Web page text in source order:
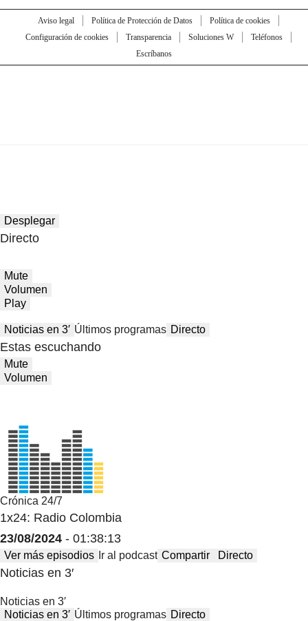
Aviso legal Política de Protección de Datos
Política de cookies
Configuración de cookies
Transparencia Soluciones W
Teléfonos
Escríbanos
Desplegar
Directo
Mute
Volumen
Play
Noticias en 3′ Últimos programas Directo
Estas escuchando
Mute
Volumen
Crónica 24/7
1x24: Radio Colombia
23/08/2024 - 01:38:13
Ver más episodios Ir al podcast Compartir Directo
Noticias en 3′
Noticias en 3′
Noticias en 3′ Últimos programas Directo